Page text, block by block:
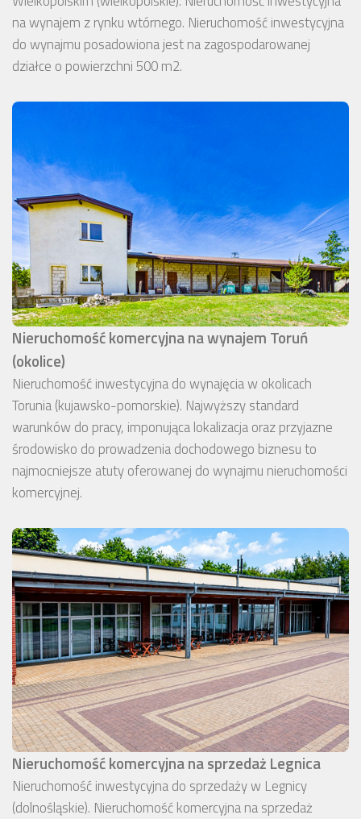
na wynajem z rynku wtórnego. Nieruchomość inwestycyjna
do wynajmu posadowiona jest na zagospodarowanej
działce o powierzchni 500 m2.
Nieruchomość komercyjna na wynajem Toruń
(okolice)
Nieruchomość inwestycyjna do wynajęcia w okolicach
Torunia (kujawsko-pomorskie). Najwyższy standard
warunków do pracy, imponująca lokalizacja oraz przyjazne
środowisko do prowadzenia dochodowego biznesu to
najmocniejsze atuty oferowanej do wynajmu nieruchomości
komercyjnej.
Nieruchomość komercyjna na sprzedaż Legnica
Nieruchomość inwestycyjna do sprzedaży w Legnicy
(dolnośląskie). Nieruchomość komercyjna na sprzedaż